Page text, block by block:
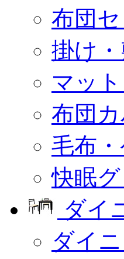
布団
掛け
マッ
布団
毛布
快眠
ダイ
ダイ